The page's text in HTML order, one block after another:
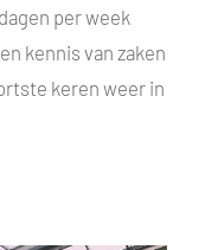
per week
kennis van zaken
keren weer in